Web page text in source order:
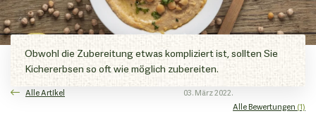
Obwohl die Zubereitung etwas kompliziert ist, sollten Sie
Kichererbsen so oft wie möglich zubereiten.
Alle Artikel
03. März 2022.
Alle Bewertungen (1)